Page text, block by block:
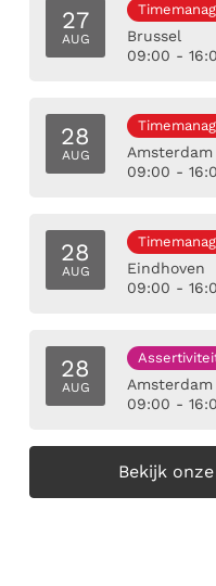
27
AUG
Brussel
09:00 -
28
AUG
Amsterdam
09:00 -
28
AUG
Eindhoven
09:00 -
28
AUG
Amsterdam
09:00 -
Bekijk